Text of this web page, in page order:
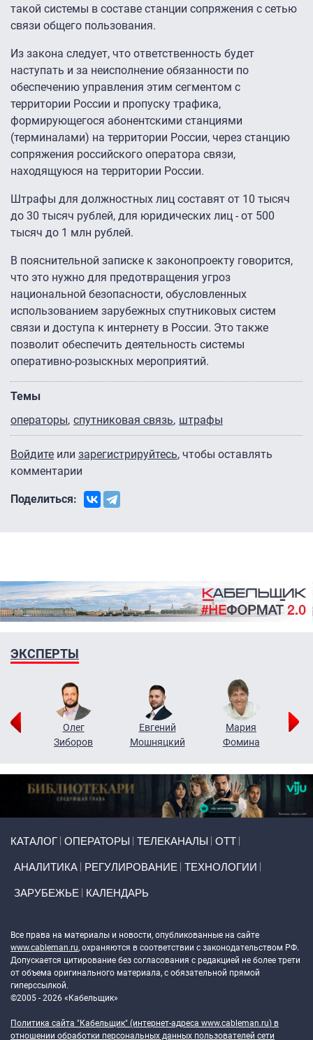
такой системы в составе станции сопряжения с сетью
связи общего пользования.
Из закона следует, что ответственность будет
наступать и за неисполнение обязанности по
обеспечению управления этим сегментом с
территории России и пропуску трафика,
формирующегося абонентскими станциями
(терминалами) на территории России, через станцию
сопряжения российского оператора связи,
находящуюся на территории России.
Штрафы для должностных лиц составят от 10 тысяч
до 30 тысяч рублей, для юридических лиц - от 500
тысяч до 1 млн рублей.
В пояснительной записке к законопроекту говорится,
что это нужно для предотвращения угроз
национальной безопасности, обусловленных
использованием зарубежных спутниковых систем
связи и доступа к интернету в России. Это также
позволит обеспечить деятельность системы
оперативно-розыскных мероприятий.
Темы
операторы спутниковая связь штрафы
Войдите или зарегистрируйтесь, чтобы оставлять
комментарии
Поделиться:
ЭКСПЕРТЫ
Олег
Зиборов
Евгений
Мошняцкий
Мария
Фомина
КАТАЛОГ ОПЕРАТОРЫ ТЕЛЕКАНАЛЫ ОТТ
АНАЛИТИКА РЕГУЛИРОВАНИЕ ТЕХНОЛОГИИ
ЗАРУБЕЖЬЕ КАЛЕНДАРЬ
Все права на материалы и новости, опубликованные на сайте
www.cableman.ru, охраняются в соответствии с законодательством РФ.
Допускается цитирование без согласования с редакцией не более трети
от объема оригинального материала, с обязательной прямой
гиперссылкой.
©2005 - 2026 «Кабельщик»
Политика сайта "Кабельщик" (интернет-адреса www.cableman.ru) в
отношении обработки персональных данных пользователей сети